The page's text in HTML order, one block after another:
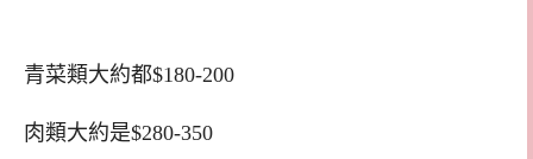
青菜類大約都$180-200
肉類大約是$280-350